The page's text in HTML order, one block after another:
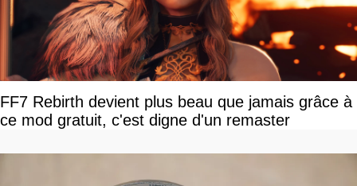
FF7 Rebirth devient plus beau que jamais grâce à
ce mod gratuit, c'est digne d'un remaster